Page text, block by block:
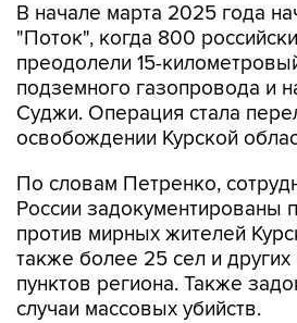
В начале марта 2025 года
"Поток", когда 800
преодолели 15-
подземного газопровода и
Суджи. Операция стала
освобождении Курской
По словам Петренко,
России задокументированы
против мирных жителей
также более 25 сел и
пунктов региона. Также
случаи массовых убийств.